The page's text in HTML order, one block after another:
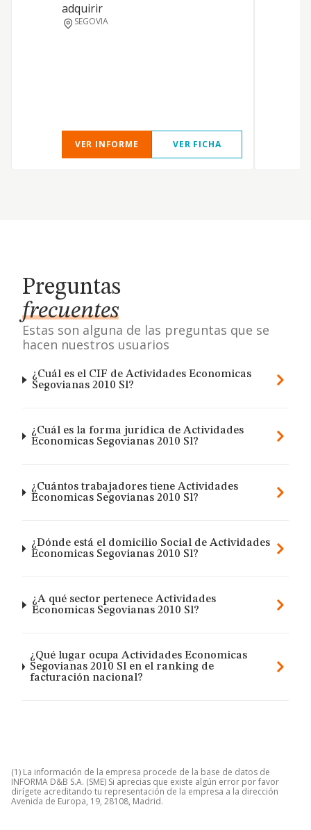
adquirir
SEGOVIA
VER INFORME VER FICHA
Preguntas
frecuentes
Estas son alguna de las preguntas que se
hacen nuestros usuarios
¿Cuál es el CIF de Actividades Economicas
Segovianas 2010 Sl?
¿Cuál es la forma jurídica de Actividades
Economicas Segovianas 2010 Sl?
¿Cuántos trabajadores tiene Actividades
Economicas Segovianas 2010 Sl?
¿Dónde está el domicilio Social de Actividades
Economicas Segovianas 2010 Sl?
¿A qué sector pertenece Actividades
Economicas Segovianas 2010 Sl?
¿Qué lugar ocupa Actividades Economicas
Segovianas 2010 Sl en el ranking de
facturación nacional?
(1) La información de la empresa procede de la base de datos de
INFORMA D&B S.A. (SME) Si aprecias que existe algún error por favor
dirígete acreditando tu representación de la empresa a la dirección
Avenida de Europa, 19, 28108, Madrid.